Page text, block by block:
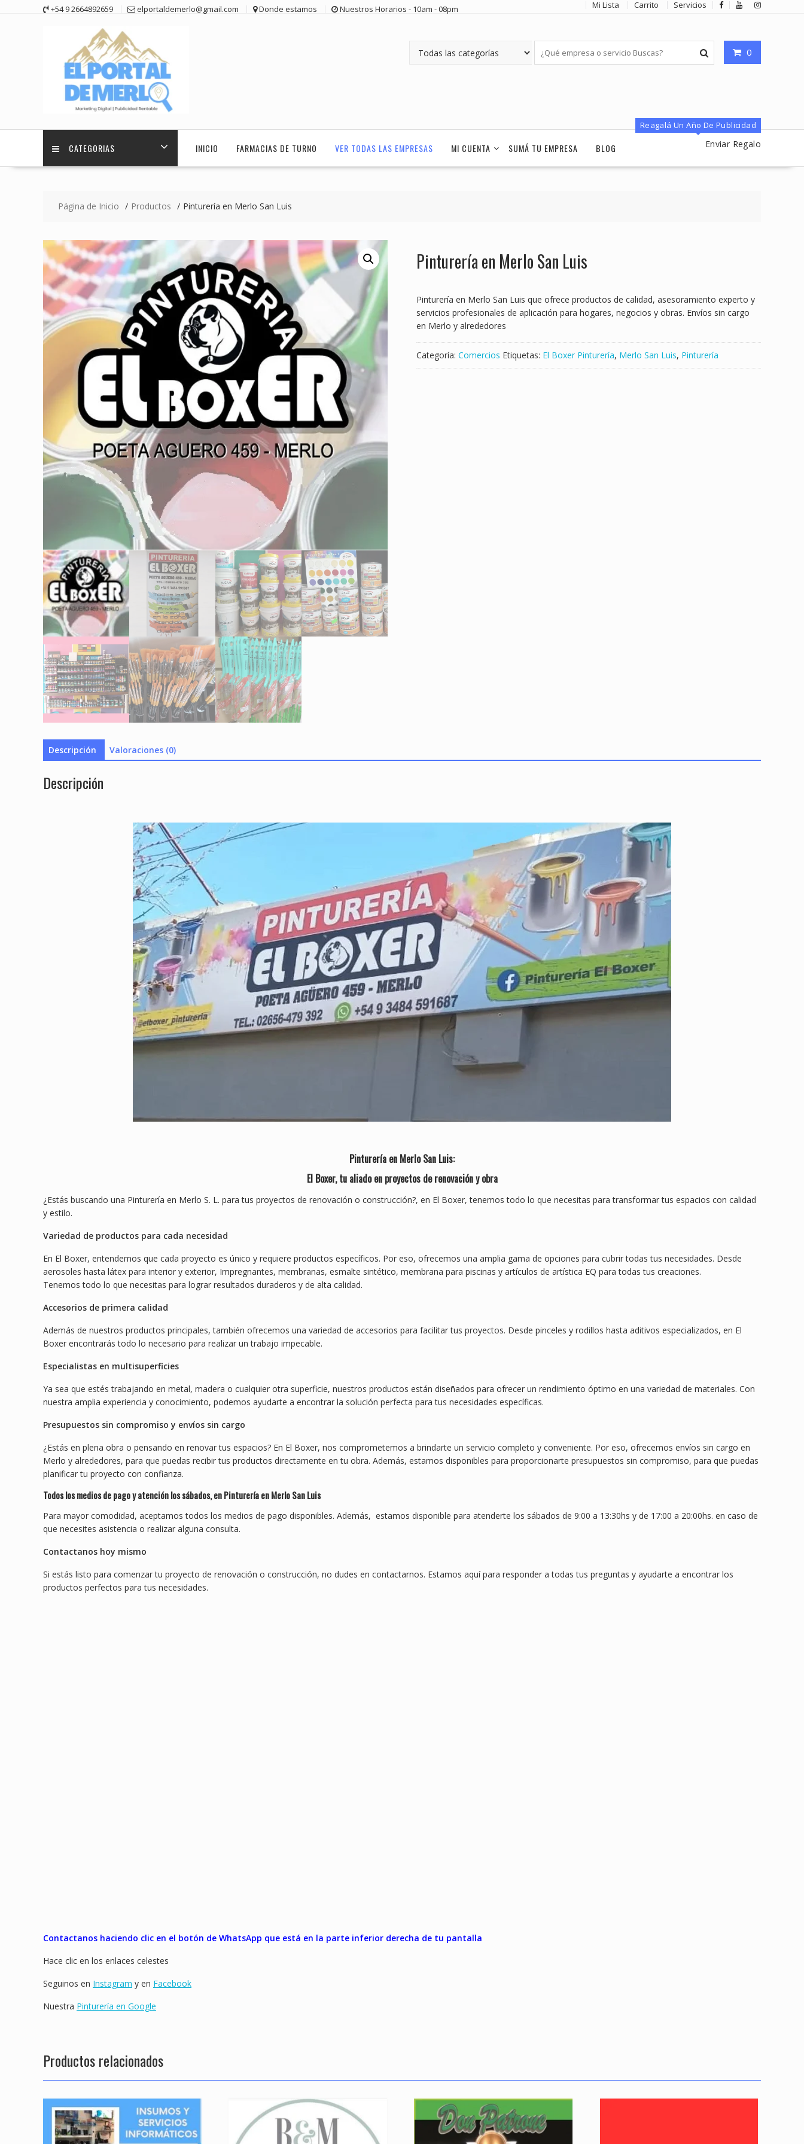
+54 9 2664892659 elportaldemerlo@gmail.com Donde estamos Nuestros Horarios - 10am - 08pm Mi Lista Carrito Servicios
0
CATEGORIAS INICIO FARMACIAS DE TURNO VER TODAS LAS EMPRESAS MI CUENTA SUMÁ TU EMPRESA BLOG
Reagalá Un Año De Publicidad
Enviar Regalo
Página de Inicio Productos Pinturería en Merlo San Luis
Pinturería en Merlo San Luis
Pinturería en Merlo San Luis que ofrece productos de calidad, asesoramiento experto y
servicios profesionales de aplicación para hogares, negocios y obras. Envíos sin cargo
en Merlo y alrededores
Categoría: Comercios Etiquetas: El Boxer Pinturería, Merlo San Luis, Pinturería
Descripción Valoraciones (0)
Descripción
Pinturería en Merlo San Luis:
El Boxer, tu aliado en proyectos de renovación y obra
¿Estás buscando una Pinturería en Merlo S. L. para tus proyectos de renovación o construcción?, en El Boxer, tenemos todo lo que necesitas para transformar tus espacios con calidad
y estilo.
Variedad de productos para cada necesidad
En El Boxer, entendemos que cada proyecto es único y requiere productos específicos. Por eso, ofrecemos una amplia gama de opciones para cubrir todas tus necesidades. Desde
aerosoles hasta látex para interior y exterior, Impregnantes, membranas, esmalte sintético, membrana para piscinas y artículos de artística EQ para todas tus creaciones.
Tenemos todo lo que necesitas para lograr resultados duraderos y de alta calidad.
Accesorios de primera calidad
Además de nuestros productos principales, también ofrecemos una variedad de accesorios para facilitar tus proyectos. Desde pinceles y rodillos hasta aditivos especializados, en El
Boxer encontrarás todo lo necesario para realizar un trabajo impecable.
Especialistas en multisuperficies
Ya sea que estés trabajando en metal, madera o cualquier otra superficie, nuestros productos están diseñados para ofrecer un rendimiento óptimo en una variedad de materiales. Con
nuestra amplia experiencia y conocimiento, podemos ayudarte a encontrar la solución perfecta para tus necesidades específicas.
Presupuestos sin compromiso y envíos sin cargo
¿Estás en plena obra o pensando en renovar tus espacios? En El Boxer, nos comprometemos a brindarte un servicio completo y conveniente. Por eso, ofrecemos envíos sin cargo en
Merlo y alrededores, para que puedas recibir tus productos directamente en tu obra. Además, estamos disponibles para proporcionarte presupuestos sin compromiso, para que puedas
planificar tu proyecto con confianza.
Todos los medios de pago y atención los sábados, en Pinturería en Merlo San Luis
Para mayor comodidad, aceptamos todos los medios de pago disponibles. Además, estamos disponible para atenderte los sábados de 9:00 a 13:30hs y de 17:00 a 20:00hs. en caso de
que necesites asistencia o realizar alguna consulta.
Contactanos hoy mismo
Si estás listo para comenzar tu proyecto de renovación o construcción, no dudes en contactarnos. Estamos aquí para responder a todas tus preguntas y ayudarte a encontrar los
productos perfectos para tus necesidades.
Contactanos haciendo clic en el botón de WhatsApp que está en la parte inferior derecha de tu pantalla
Hace clic en los enlaces celestes
Seguinos en Instagram y en Facebook
Nuestra Pinturería en Google
Productos relacionados